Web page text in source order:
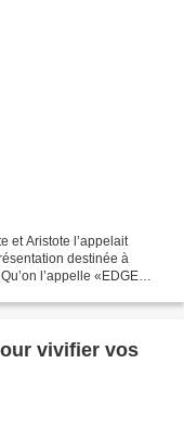
et Aristote l’appelait
destinée à
l’appelle «EDGE
vivifier vos